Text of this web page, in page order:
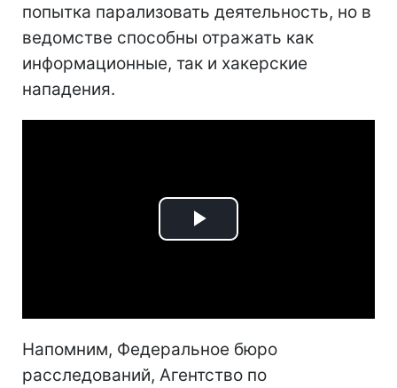
попытка парализовать деятельность, но в
ведомстве способны отражать как
информационные, так и хакерские
нападения.
Play
Напомним, Федеральное бюро
расследований, Агентство по